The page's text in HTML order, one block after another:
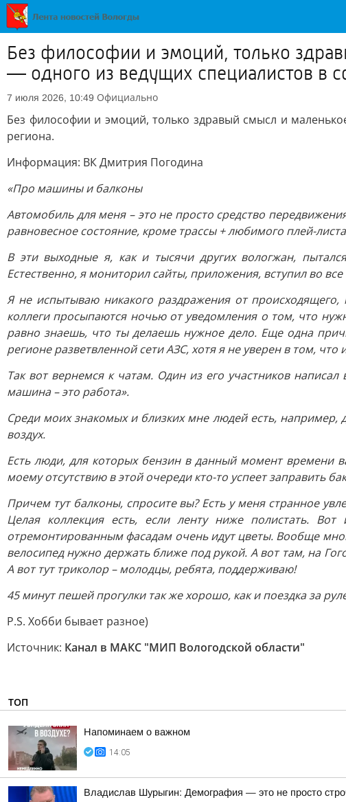
Без философии и эмоций, только
— одного из ведущих специалистов в
7 июля 2026, 10:49 Официально
Без философии и эмоций, только здравый смысл и
региона.
Информация: ВК Дмитрия Погодина
«Про машины и балконы
Автомобиль для меня – это не просто средство
равновесное состояние, кроме трассы + любимого плей-
В эти выходные я, как и тысячи других вологжан,
Естественно, я мониторил сайты, приложения, вступил во
Я не испытываю никакого раздражения от
коллеги просыпаются ночью от уведомления о том, что
равно знаешь, что ты делаешь нужное дело. Еще одна
регионе разветвленной сети АЗС, хотя я не уверен в том, что
Так вот вернемся к чатам. Один из его участников
машина – это работа».
Среди моих знакомых и близких мне людей есть,
воздух.
Есть люди, для которых бензин в данный момент времени
моему отсутствию в этой очереди кто-то успеет заправить
Причем тут балконы, спросите вы? Есть у меня странное
Целая коллекция есть, если ленту ниже полистать.
отремонтированным фасадам очень идут цветы. Вообще
велосипед нужно держать ближе под рукой. А вот там, на
А вот тут триколор – молодцы, ребята, поддерживаю!
45 минут пешей прогулки так же хорошо, как и поездка за
P.S. Хобби бывает разное)
Источник: Канал в МАКС "МИП Вологодской области"
ТОП
Напоминаем о важном
14:05
Владислав Шурыгин: Демография — это не просто